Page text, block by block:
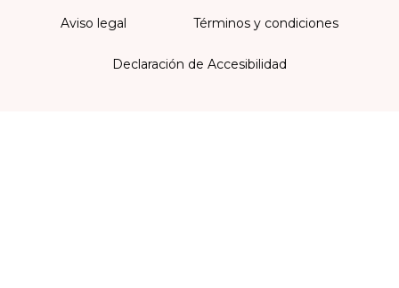
Aviso legal Términos y condiciones
Declaración de Accesibilidad